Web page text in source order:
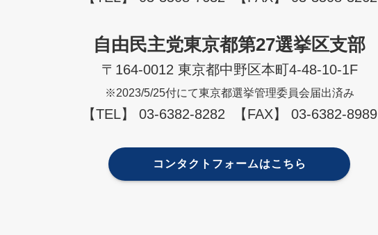
自由民主党東京都第27選挙区支部
〒164-0012 東京都中野区本町4-48-10-1F
※2023/5/25付にて東京都選挙管理委員会届出済み
【TEL】 03-6382-8282 【FAX】 03-6382-8989
コンタクトフォームはこちら